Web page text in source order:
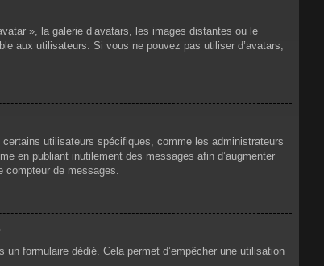
», la galerie d’avatars, les images distantes ou le
aux utilisateurs. Si vous ne pouvez pas utiliser d’avatars,
utilisateurs spécifiques, comme les administrateurs
en publiant inutilement des messages afin d’augmenter
de messages.
formulaire dédié. Cela permet d’empêcher une utilisation